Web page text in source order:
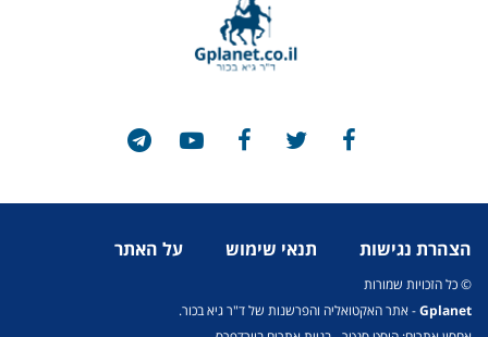
הצהרת נגישות תנאי שימוש על האתר
© כל הזכויות שמורות
Gplanet- אתר האקטואליה והפרשנות של ד"ר גיא בכור.